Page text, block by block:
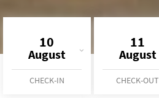
10
August
CHECK-IN
11
August
CHECK-OUT